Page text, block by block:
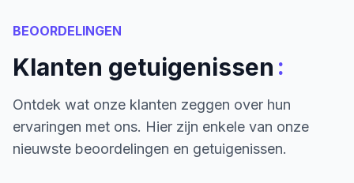
BEOORDELINGEN
Klanten getuigenissen :
Ontdek wat onze klanten zeggen over hun
ervaringen met ons. Hier zijn enkele van onze
nieuwste beoordelingen en getuigenissen.